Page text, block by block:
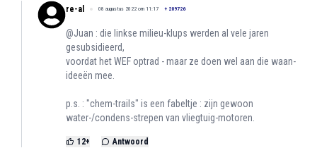
re-al 08 augustus 2022 om 11:17 + 209726
@Juan : die linkse milieu-klups werden al vele jaren
gesubsidieerd,
voordat het WEF optrad - maar ze doen wel aan die waan-
ideeën mee.
p.s. : "chem-trails" is een fabeltje : zijn gewoon
water-/condens-strepen van vliegtuig-motoren.
12+ Antwoord